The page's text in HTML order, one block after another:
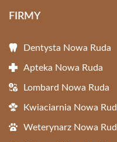
FIRMY
Dentysta Nowa Ruda
Apteka Nowa Ruda
Lombard Nowa Ruda
Kwiaciarnia Nowa
Weterynarz Nowa